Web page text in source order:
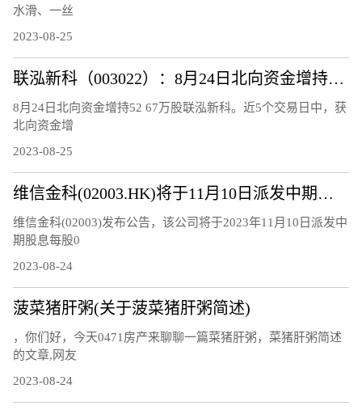
水滑、一丝
2023-08-25
联泓新科（003022）：8月24日北向资金增持52.67万股
8月24日北向资金增持52 67万股联泓新科。近5个交易日中，获
北向资金增
2023-08-25
维信金科(02003.HK)将于11月10日派发中期股息每股0.15港元
维信金科(02003)发布公告，该公司将于2023年11月10日派发中
期股息每股0
2023-08-24
菠菜猪肝粥(关于菠菜猪肝粥简述)
，你们好，今天0471房产来聊聊一篇菜猪肝粥，菜猪肝粥简述
的文章,网友
2023-08-24